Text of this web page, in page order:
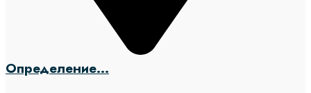
Определение...